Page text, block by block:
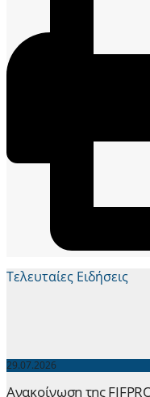
Τελευταίες Ειδήσεις
29.07.2026
Ανακοίνωση της